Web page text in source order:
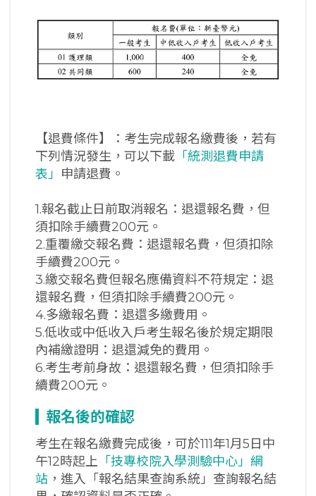
【退費條件】：考生完成報名繳費後，若有
下列情況發生，可以下載 「統測退費申請
表」 申請退費。
1.報名截止日前取消報名：退還報名費，但
須扣除手續費200元。
2.重覆繳交報名費：退還報名費，但須扣除
手續費200元。
3.繳交報名費但報名應備資料不符規定：退
還報名費，但須扣除手續費200元。
4.多繳報名費：退還多繳費用。
5.低收或中低收入戶考生報名後於規定期限
內補繳證明：退還減免的費用。
6.考生考前身故：退還報名費，但須扣除手
續費200元。
報名後的確認
考生在報名繳費完成後，可於111年1月5日中
午12時起上 「技專校院入學測驗中心」網
站 ，進入「報名結果查詢系統」查詢報名結